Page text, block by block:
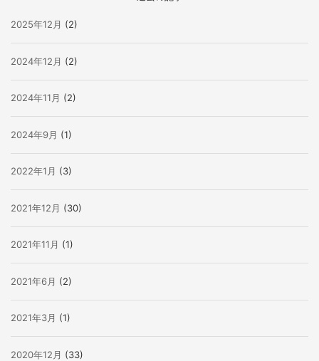
2025年12月 (2)
2024年12月 (2)
2024年11月 (2)
2024年9月 (1)
2022年1月 (3)
2021年12月 (30)
2021年11月 (1)
2021年6月 (2)
2021年3月 (1)
2020年12月 (33)